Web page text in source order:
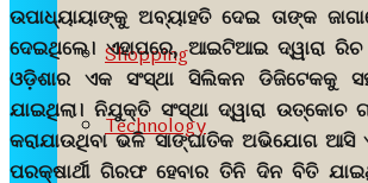
Shopping
Technology
ଉପାଧ୍ୟାୟାଙ୍କୁ ଅବ୍ୟାହତି ଦେଇ ତାଙ୍କ
ଦେଇଥିଲେ। ଏହାପରେ, ଆଇଟିଆଇ ଦ୍ୱାରା ରିଚ
ଓଡ଼ିଶାର ଏକ ସଂସ୍ଥା ସିଲିକନ ଡିଜିଟେକକୁ
ଯାଇଥିଲା। ନିଯୁକ୍ତି ସଂସ୍ଥା ଦ୍ୱାରା
କରାଯାଉଥିବା ଭଳି ସାଙ୍ଘାତିକ ଅଭିଯୋଗ
ପରକ୍ଷାର୍ଥୀ ଗିରଫ ହେବାର ତିନି ଦିନ ବିତି